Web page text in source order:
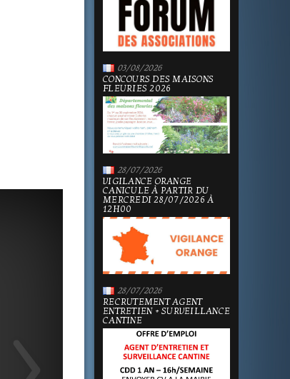
03/08/2026
CONCOURS DES MAISONS
FLEURIES 2026
28/07/2026
VIGILANCE ORANGE
CANICULE À PARTIR DU
MERCREDI 28/07/2026 À
12H00
28/07/2026
RECRUTEMENT AGENT
ENTRETIEN + SURVEILLANCE
CANTINE